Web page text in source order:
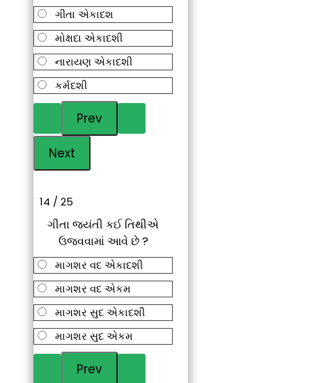
ગીતા એકાદશ
મોક્ષદા એકાદશી
નારાયણ એકાદશી
કર્મદશી
14 / 25
ગીતા જયંતી કઈ તિથીએ
ઉજવવામાં આવે છે ?
માગશર વદ એકાદશી
માગશર વદ એકમ
માગશર સુદ એકાદશી
માગશર સુદ એકમ